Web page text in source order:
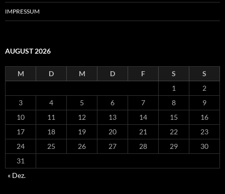
IMPRESSUM
AUGUST 2026
M D M D F S
S
1
2
3
4 5 6 7 8
9
10
11 12 13 14 15
16
17
18 19 20 21 22
23
24
25 26 27 28 29
30
31
« Dez.